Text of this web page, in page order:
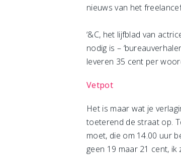
nieuws van het
‘&C, het lijfblad van
nodig is –
leveren 35 cent per
Vetpot
Het is maar wat je
toeterend de straat op.
moet, die om 14.00 uur
geen 19 maar 21 cent,